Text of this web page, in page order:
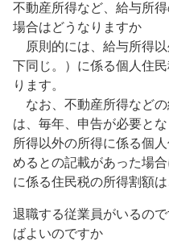
不動産所得など、給与所
場合はどうなりますか
原則的には、給与所得以
下同じ。）に係る個人住
ります。
なお、不動産所得などの
は、毎年、申告が必要と
所得以外の所得に係る個
めるとの記載があった場
に係る住民税の所得割額
退職する従業員がいるの
ばよいのですか